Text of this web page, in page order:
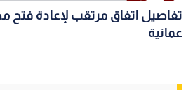
تفاصيل اتفاق مرتقب لإعادة
عمانية